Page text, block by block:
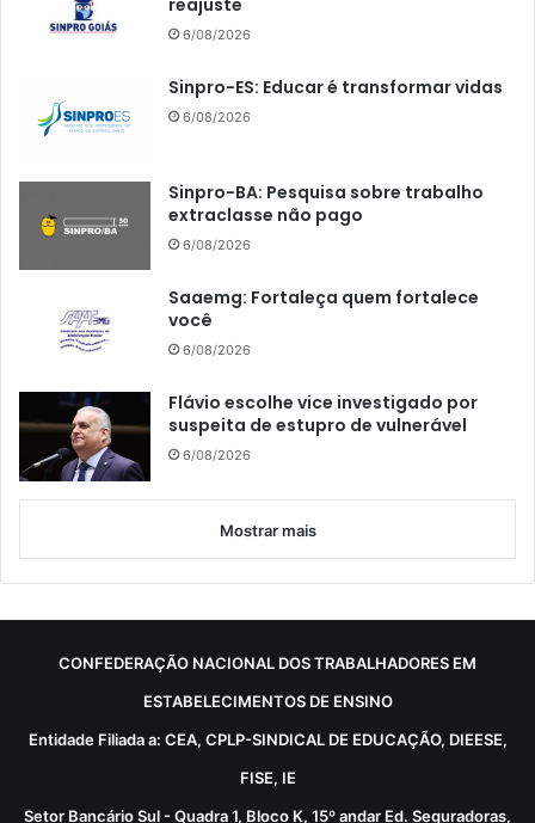
6/08/2026
Sinpro-ES: Educar é transformar vidas
6/08/2026
Sinpro-BA: Pesquisa sobre trabalho
extraclasse não pago
6/08/2026
Saaemg: Fortaleça quem fortalece
você
6/08/2026
Flávio escolhe vice investigado por
suspeita de estupro de vulnerável
6/08/2026
Mostrar mais
CONFEDERAÇÃO NACIONAL DOS TRABALHADORES EM
ESTABELECIMENTOS DE ENSINO
Entidade Filiada a: CEA, CPLP-SINDICAL DE EDUCAÇÃO, DIEESE,
FISE, IE
Setor Bancário Sul - Quadra 1, Bloco K, 15º andar Ed. Seguradoras,